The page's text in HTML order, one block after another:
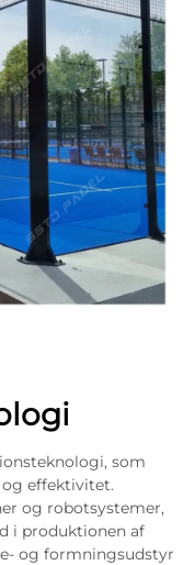
som
effektivitet.
og robotsystemer,
i produktionen af
og formningsudstyr